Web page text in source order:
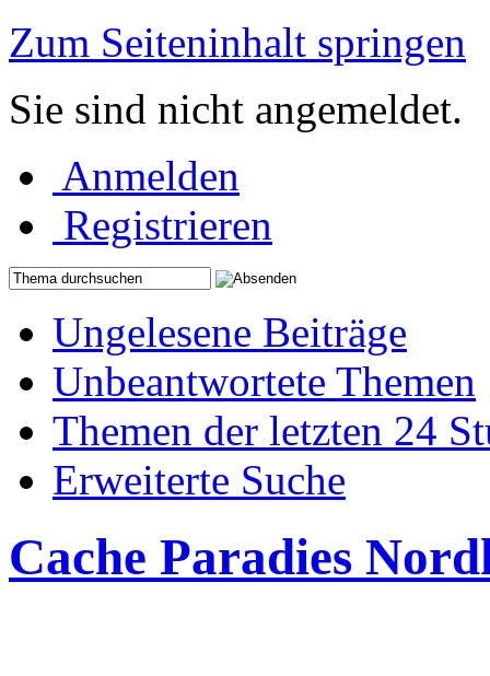
Zum Seiteninhalt springen
Sie sind nicht angemeldet.
Anmelden
Registrieren
Ungelesene Beiträge
Unbeantwortete Themen
Themen der letzten 24
Erweiterte Suche
Cache Paradies